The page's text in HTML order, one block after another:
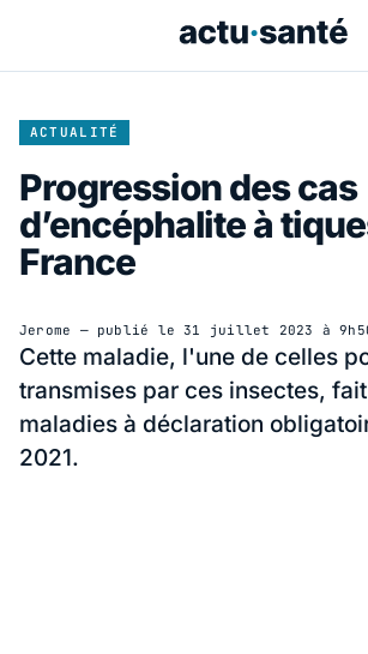
ACTUALITÉ
Progression des cas
d’encéphalite à
France
Jerome — publié le31 juillet 2023 à
Cette maladie, l'une de celles
transmises par ces insectes,
maladies à déclaration
2021.